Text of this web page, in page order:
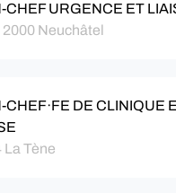
CHEF URGENCE ET
2000 Neuchâtel
CHEF·FE DE CLINIQUE
La Tène